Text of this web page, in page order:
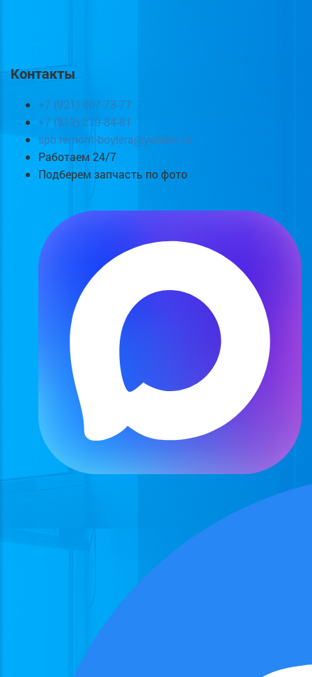
Контакты
+7 (921) 807-73-77
+7 (812) 219-84-81
spb.remont-boylera@yandex.ru
Работаем 24/7
Подберем запчасть по фото